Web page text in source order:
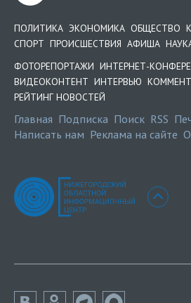
ПОЛИТИКА ЭКОНОМИКА ОБЩЕСТВО
СПОРТ ПРОИСШЕСТВИЯ АФИША
ФОТОРЕПОРТАЖИ ИНТЕРНЕТ-
ВИДЕОКОНТЕНТ ИНТЕРВЬЮ
РЕЙТИНГ НОВОСТЕЙ
Главная Подписка Поиск RSS
Написать нам Реклама на сайте